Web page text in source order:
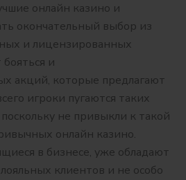
онлайн казино и
окончательный выбор из
и лицензированных
и
акций, которые предлагают
игроки пугаются таких
не привыкли к такой
онлайн казино.
в бизнесе, уже обладают
клиентов и не особо